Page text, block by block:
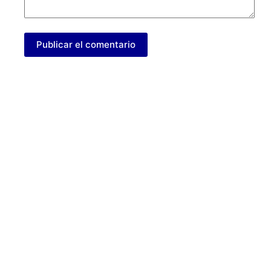
Publicar el comentario